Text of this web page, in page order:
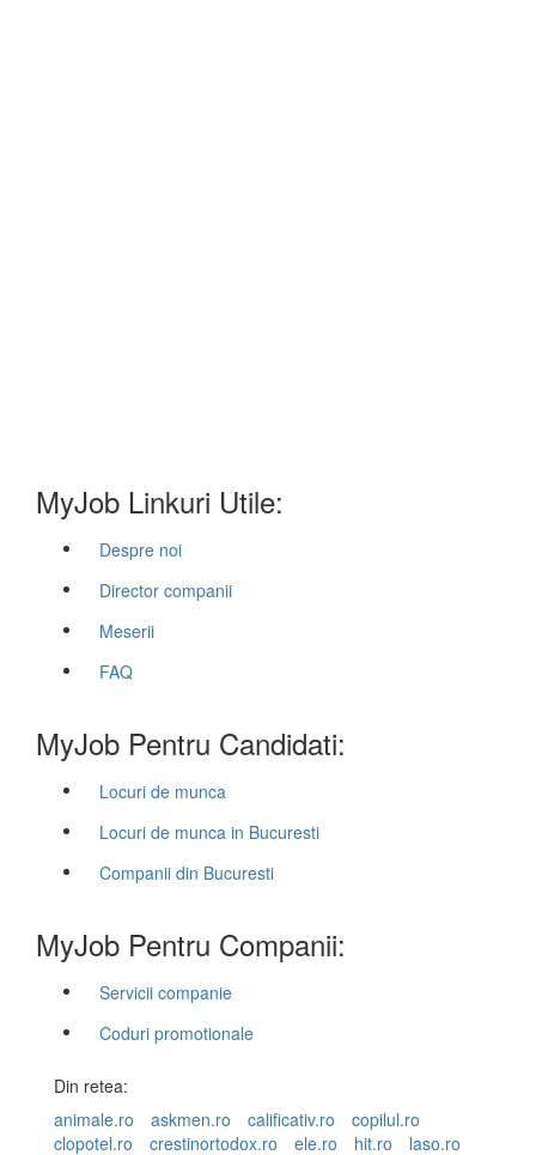
MyJob Linkuri Utile:
Despre noi
Director companii
Meserii
FAQ
MyJob Pentru Candidati:
Locuri de munca
Locuri de munca in Bucuresti
Companii din Bucuresti
MyJob Pentru Companii:
Servicii companie
Coduri promotionale
Din retea:
animale.ro
askmen.ro calificativ.ro
copilul.ro
clopotel.ro
crestinortodox.ro ele.ro hit.ro laso.ro